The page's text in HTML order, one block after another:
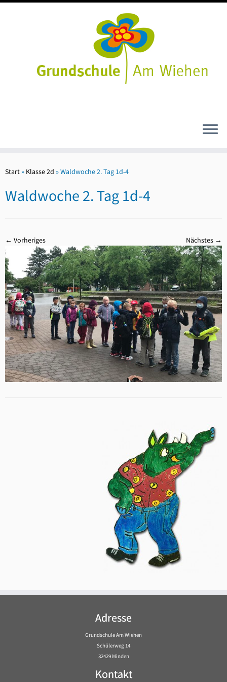
Inhalt
Start » Klasse 2d »Waldwoche 2. Tag 1d-4
Waldwoche 2. Tag 1d-4
← Vorheriges Nächstes →
Adresse
Grundschule Am Wiehen
Schülerweg 14
32429 Minden
Kontakt